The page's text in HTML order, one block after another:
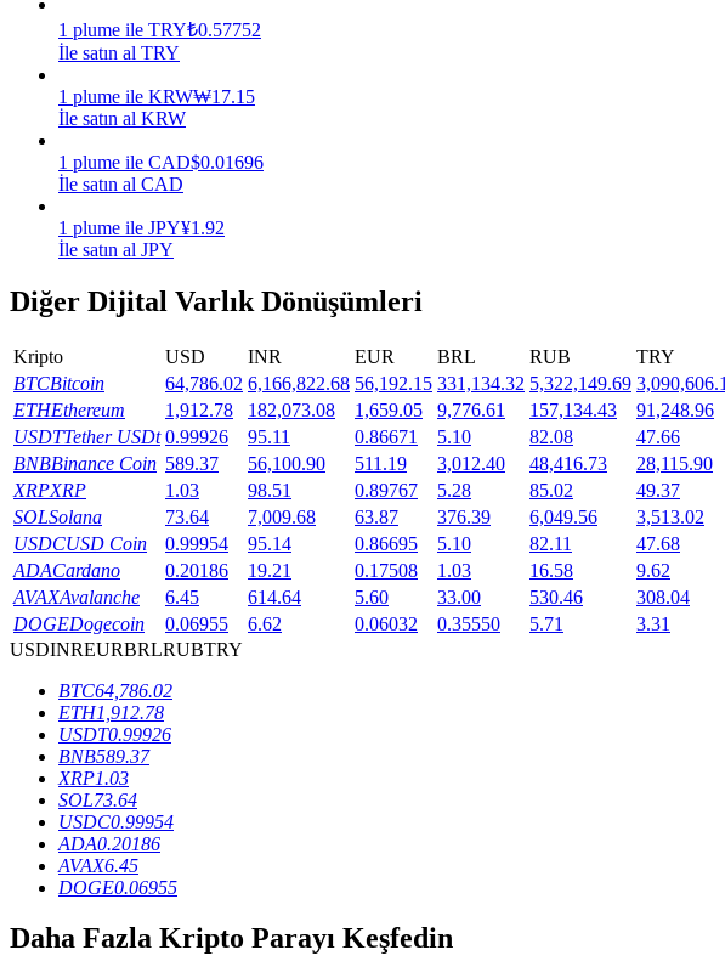
Kazan
Power Piggy
Staking
Yüksek getiri ve anında erişim
Launchpool
1 plume ile TRY₺0.57752
İle satın al TRY
1 plume ile KRW₩17.15
İle satın al KRW
1 plume ile CAD$0.01696
İle satın al CAD
1 plume ile JPY¥1.92
İle satın al JPY
Diğer Dijital Varlık Dönüşümleri
Kripto USD INR EUR BRL RUB
TRY
BTCBitcoin 64,786.02 6,166,822.68 56,192.15 331,134.32 5,322,149.69
ETHEthereum 1,912.78 182,073.08 1,659.05 9,776.61 157,134.43
91,248.96
USDTTether USDt 0.99926 95.11 0.86671 5.10 82.08
47.66
BNBBinance Coin 589.37 56,100.90 511.19 3,012.40 48,416.73
28,115.90
XRPXRP 1.03 98.51 0.89767 5.28 85.02
49.37
SOLSolana 73.64 7,009.68 63.87 376.39 6,049.56
3,513.02
USDCUSD Coin 0.99954 95.14 0.86695 5.10 82.11
47.68
ADACardano 0.20186 19.21 0.17508 1.03 16.58
9.62
AVAXAvalanche 6.45 614.64 5.60 33.00 530.46
308.04
DOGEDogecoin 0.06955 6.62 0.06032 0.35550 5.71
3.31
USDINREURBRLRUBTRY
BTC64,786.02
ETH1,912.78
USDT0.99926
BNB589.37
XRP1.03
SOL73.64
USDC0.99954
ADA0.20186
AVAX6.45
DOGE0.06955
Daha Fazla Kripto Parayı Keşfedin